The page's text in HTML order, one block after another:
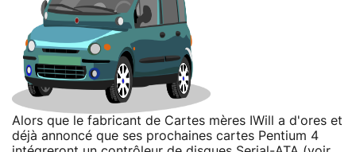
Alors que le fabricant de Cartes mères IWill a d'ores et
déjà annoncé que ses prochaines cartes Pentium 4